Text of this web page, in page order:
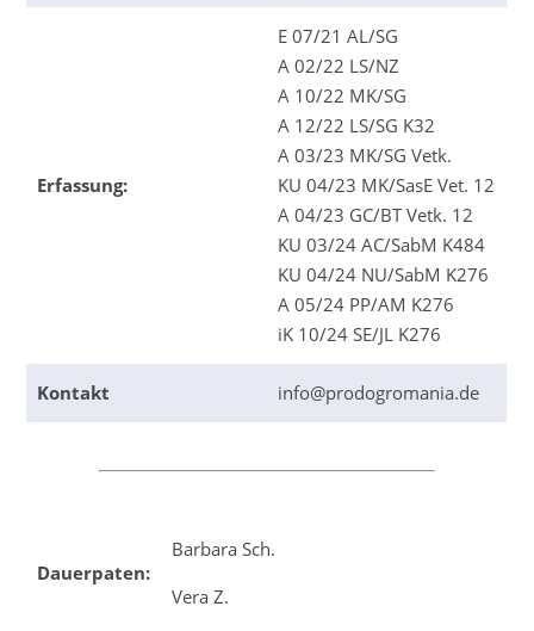
Erfassung:
E 07/21 AL/SG
A 02/22 LS/NZ
A 10/22 MK/SG
A 12/22 LS/SG K32
A 03/23 MK/SG Vetk.
KU 04/23 MK/SasE Vet. 12
A 04/23 GC/BT Vetk. 12
KU 03/24 AC/SabM K484
KU 04/24 NU/SabM K276
A 05/24 PP/AM K276
iK 10/24 SE/JL K276
Kontakt info@prodogromania.de
Dauerpaten:
Barbara Sch.
Vera Z.